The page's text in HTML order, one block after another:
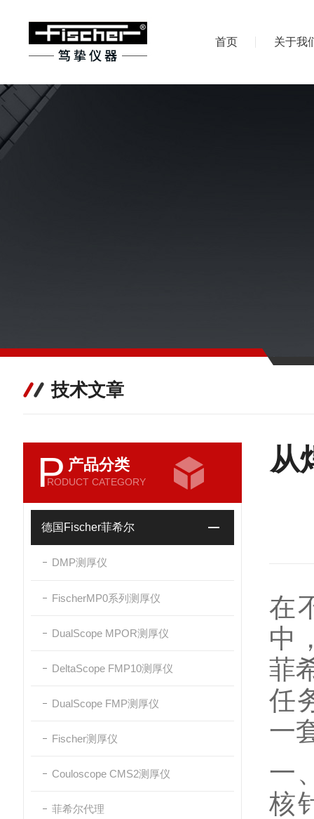
首页 关于我
技术文章
P 产品分类
RODUCT CATEGORY
德国Fischer菲希尔
DMP测厚仪
FischerMP0系列测厚仪
DualScope MPOR测厚仪
DeltaScope FMP10测厚仪
DualScope FMP测厚仪
Fischer测厚仪
Couloscope CMS2测厚仪
菲希尔代理
从
在
中
菲
任
一
一
核